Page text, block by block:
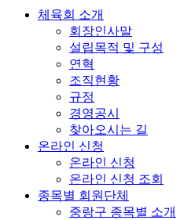
체육회 소개
회장인사말
설립목적 및 구성
연혁
조직현황
규정
경영공시
찾아오시는 길
온라인 신청
온라인 신청
온라인 신청 조회
종목별 회원단체
중랑구 종목별 소개